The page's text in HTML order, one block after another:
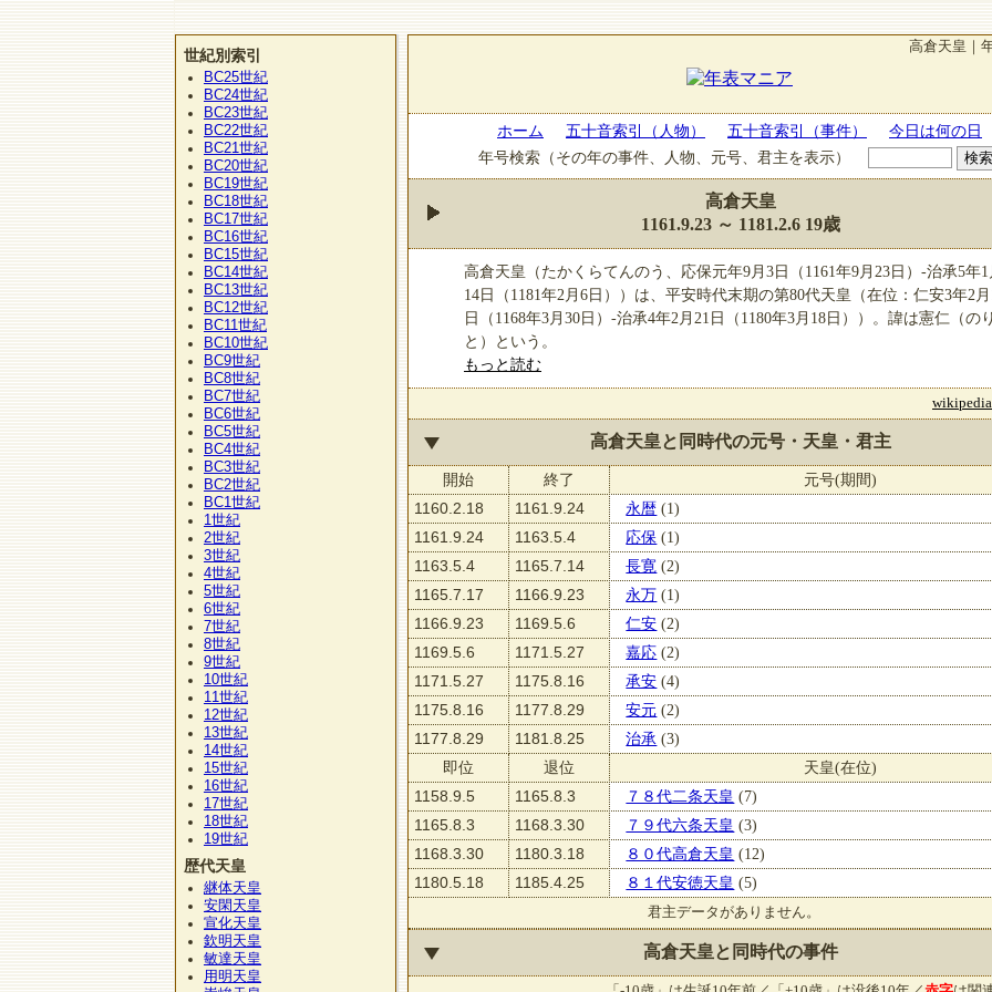
高倉天皇｜
ホーム 五十音索引（人物） 五十音索引（事件）
今日は何の日
年号検索（その年の事件、人物、元号、君主を表示）
高倉天皇
1161.9.23～ 1181.2.619歳
高倉天皇（たかくらてんのう、応保元年9月3日（1161年9月23日）-治承5年1
14日（1181年2月6日））は、平安時代末期の第80代天皇（在位：仁安3年2
日（1168年3月30日）-治承4年2月21日（1180年3月18日））。諱は憲仁（の
と）という。
もっと読む
高倉天皇と同時代の元号・天皇・君主
開始 終了
元号(期間)
1160.2.18
1161.9.24 永暦 (1)
1161.9.24
1163.5.4 応保 (1)
1163.5.4
1165.7.14 長寛 (2)
1165.7.17
1166.9.23 永万 (1)
1166.9.23
1169.5.6 仁安 (2)
1169.5.6
1171.5.27 嘉応 (2)
1171.5.27
1175.8.16 承安 (4)
1175.8.16
1177.8.29 安元 (2)
1177.8.29
1181.8.25 治承 (3)
即位
退位
天皇(在位)
1158.9.5
1165.8.3 ７８代二条天皇 (7)
1165.8.3
1168.3.30 ７９代六条天皇 (3)
1168.3.30
1180.3.18 ８０代高倉天皇 (12)
1180.5.18
1185.4.25 ８１代安徳天皇 (5)
君主データがありません。
高倉天皇と同時代の事件
世紀別索引
BC25世紀
BC24世紀
BC23世紀
BC22世紀
BC21世紀
BC20世紀
BC19世紀
BC18世紀
BC17世紀
BC16世紀
BC15世紀
BC14世紀
BC13世紀
BC12世紀
BC11世紀
BC10世紀
BC9世紀
BC8世紀
BC7世紀
BC6世紀
BC5世紀
BC4世紀
BC3世紀
BC2世紀
BC1世紀
1世紀
2世紀
3世紀
4世紀
5世紀
6世紀
7世紀
8世紀
9世紀
10世紀
11世紀
12世紀
13世紀
14世紀
15世紀
16世紀
17世紀
18世紀
19世紀
歴代天皇
継体天皇
安閑天皇
宣化天皇
欽明天皇
敏達天皇
用明天皇